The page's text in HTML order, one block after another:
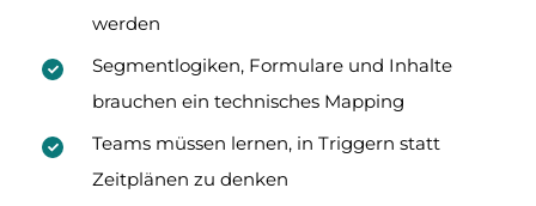
werden
Segmentlogiken, Formulare und Inhalte
brauchen ein technisches Mapping
Teams müssen lernen, in Triggern statt
Zeitplänen zu denken